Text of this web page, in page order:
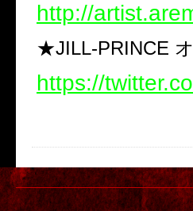
http://
★JILL-PRINCE
https://